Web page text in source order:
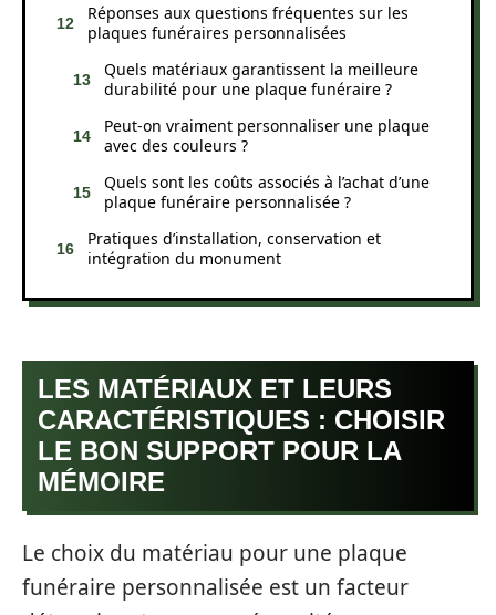
Réponses aux questions fréquentes sur les
plaques funéraires personnalisées
Quels matériaux garantissent la meilleure
durabilité pour une plaque funéraire ?
Peut-on vraiment personnaliser une plaque
avec des couleurs ?
Quels sont les coûts associés à l’achat d’une
plaque funéraire personnalisée ?
Pratiques d’installation, conservation et
intégration du monument
LES MATÉRIAUX ET LEURS
CARACTÉRISTIQUES : CHOISIR
LE BON SUPPORT POUR LA
MÉMOIRE
Le choix du matériau pour une plaque
funéraire personnalisée est un facteur